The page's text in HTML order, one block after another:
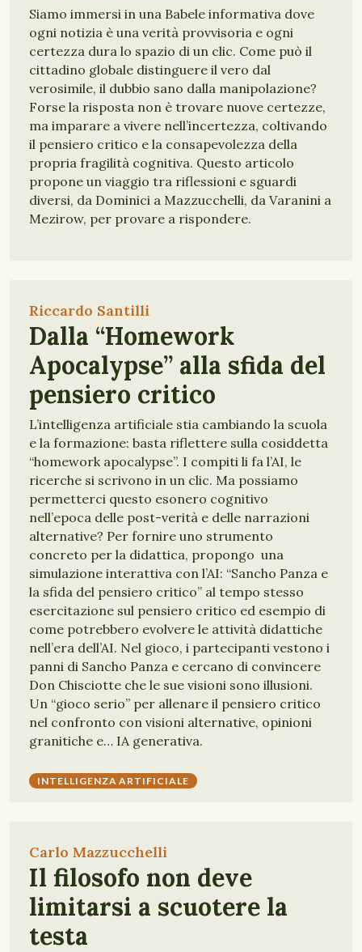
Siamo immersi in una Babele informativa dove
ogni notizia è una verità provvisoria e ogni
certezza dura lo spazio di un clic. Come può il
cittadino globale distinguere il vero dal
verosimile, il dubbio sano dalla manipolazione?
Forse la risposta non è trovare nuove certezze,
ma imparare a vivere nell’incertezza, coltivando
il pensiero critico e la consapevolezza della
propria fragilità cognitiva. Questo articolo
propone un viaggio tra riflessioni e sguardi
diversi, da Dominici a Mazzucchelli, da Varanini a
Mezirow, per provare a rispondere.
Riccardo Santilli
Dalla “Homework
Apocalypse” alla sfida del
pensiero critico
L’intelligenza artificiale stia cambiando la scuola
e la formazione: basta riflettere sulla cosiddetta
“homework apocalypse”. I compiti li fa l’AI, le
ricerche si scrivono in un clic. Ma possiamo
permetterci questo esonero cognitivo
nell’epoca delle post-verità e delle narrazioni
alternative? Per fornire uno strumento
concreto per la didattica, propongo una
simulazione interattiva con l’AI: “Sancho Panza e
la sfida del pensiero critico” al tempo stesso
esercitazione sul pensiero critico ed esempio di
come potrebbero evolvere le attività didattiche
nell’era dell’AI. Nel gioco, i partecipanti vestono i
panni di Sancho Panza e cercano di convincere
Don Chisciotte che le sue visioni sono illusioni.
Un “gioco serio” per allenare il pensiero critico
nel confronto con visioni alternative, opinioni
granitiche e… IA generativa.
INTELLIGENZA ARTIFICIALE
Carlo Mazzucchelli
Il filosofo non deve
limitarsi a scuotere la
testa